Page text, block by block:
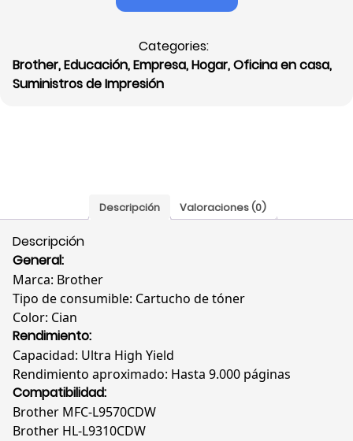
9.000
Páginas,
Categories:
Brother,Educación,Empresa,Hogar,Oficina en casa,
Suministros de Impresión
Descripción Valoraciones (0)
Descripción
General:
Marca: Brother
Tipo de consumible: Cartucho de tóner
Color: Cian
Rendimiento:
Capacidad: Ultra High Yield
Rendimiento aproximado: Hasta 9.000 páginas
Compatibilidad:
Brother MFC-L9570CDW
Brother HL-L9310CDW